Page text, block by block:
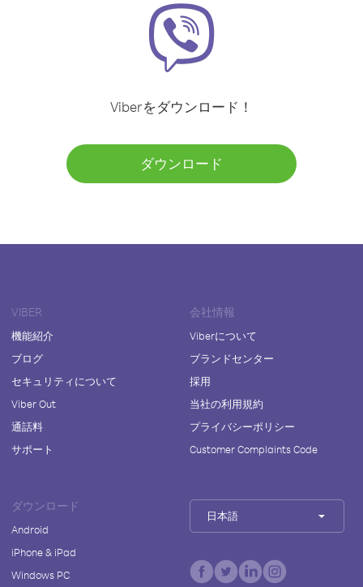
Viberをダウンロード！
ダウンロード
VIBER
機能紹介
ブログ
セキュリティについて
Viber Out
通話料
サポート
会社情報
Viberについて
ブランドセンター
採用
当社の利用規約
プライバシーポリシー
Customer Complaints Code
ダウンロード
Android
iPhone & iPad
Windows PC
日本語